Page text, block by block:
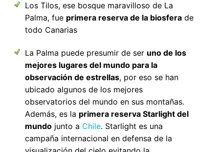
Los Tilos, ese bosque maravilloso de La
Palma, fue primera reserva de la biosferade
todo Canarias
La Palma puede presumir de ser uno de los
mejores lugares del mundo para la
observación de estrellas, por eso se han
ubicado algunos de los mejores
observatorios del mundo en sus montañas.
Además, es la primera reserva Starlight del
mundojunto a Chile. Starlight es una
campaña internacional en defensa de la